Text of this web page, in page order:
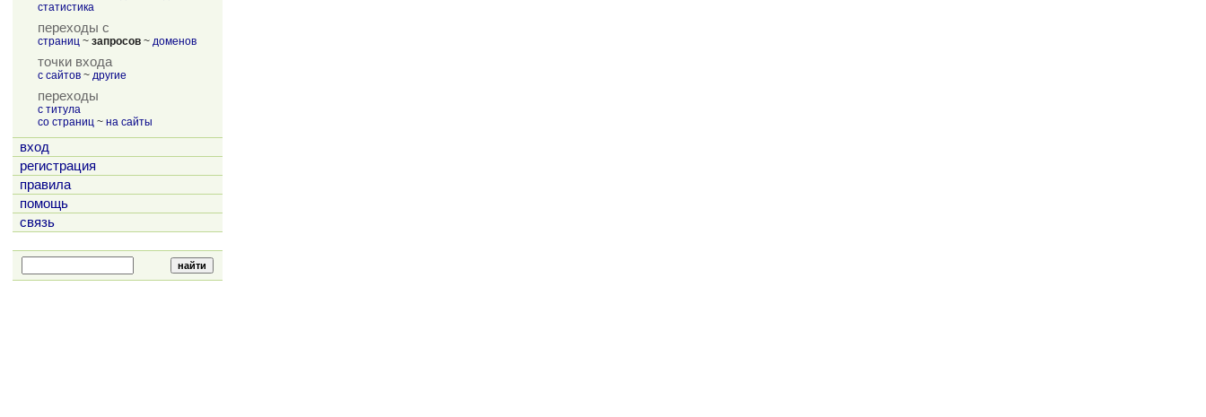
статистика
переходы с
страниц ~ запросов ~ доменов
точки входа
с сайтов ~ другие
переходы
с титула
со страниц ~ на сайты
вход
регистрация
правила
помощь
связь